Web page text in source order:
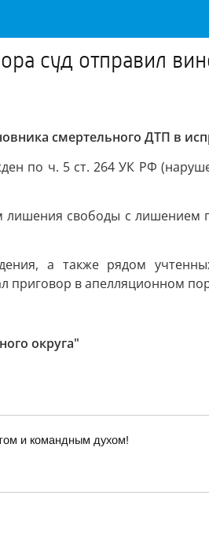
суд отправил
смертельного ДТП в
по ч. 5 ст. 264 УК РФ
свободы с
а также рядом
приговор в апелляционном
округа"
и командным духом!